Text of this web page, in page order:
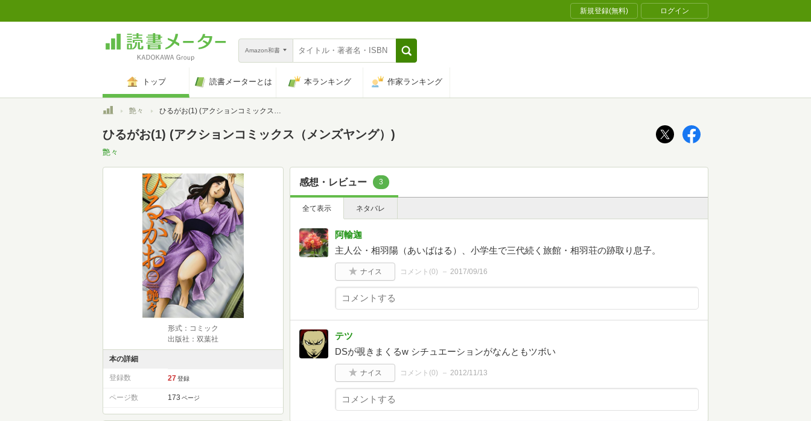
新規登録(無料) ログイン
Amazon和書
トップ 読書メーターとは 本ランキング 作家ランキング
トップ艶々 ひるがお(1) (アクションコミックス（メンズヤング）)
ひるがお(1) (アクションコミックス（メンズヤング）)
艶々
形式：コミック
出版社：双葉社
本の詳細
登録数 27 登録
ページ数 173 ページ
感想・レビュー 3
全て表示 ネタバレ
阿輸迦
主人公・相羽陽（あいばはる）、小学生で三代続く旅館・相羽荘の跡取り息子。
ナイス コメント(0) 2017/09/16
テツ
DSが覗きまくるw シチュエーションがなんともツボい
ナイス コメント(0) 2012/11/13